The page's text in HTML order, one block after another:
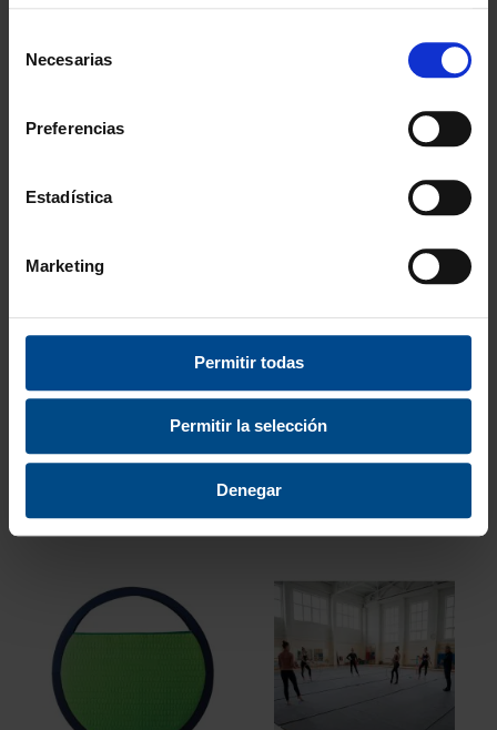
Necesarias
Preferencias
Estadística
Marketing
Permitir todas
Permitir la selección
Denegar
MAZAS RÍTMICA
COMPETICIÓN INFANTIL
7,75 €
9,38 €
BOLSA GUARDA AROS
13,30 €